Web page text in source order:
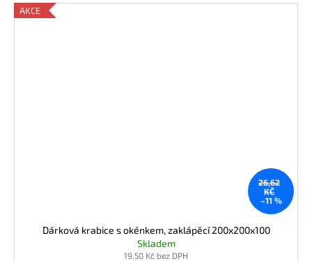
AKCE
26,62
KČ
–11 %
Dárková krabice s okénkem, zaklápěcí 200x200x100
Skladem
19,50 Kč bez DPH